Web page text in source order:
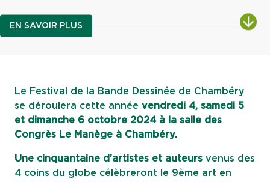
EN SAVOIR PLUS
Le Festival de la Bande Dessinée de Chambéry
se déroulera cette année vendredi 4, samedi 5
et dimanche 6 octobre 2024 à la salle des
Congrès Le Manège à Chambéry.
Une cinquantaine d’artistes et auteurs venus des
4 coins du globe célèbreront le 9ème art en